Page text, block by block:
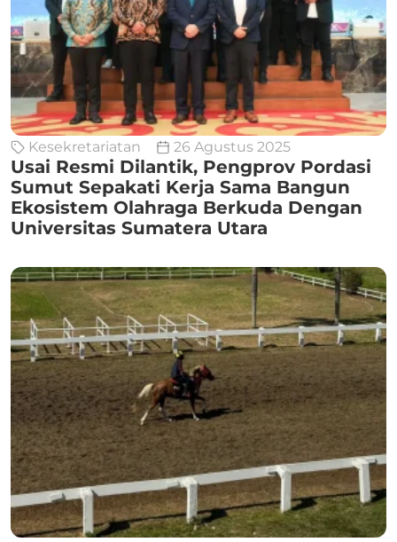
Kesekretariatan 26 Agustus 2025
Usai Resmi Dilantik, Pengprov Pordasi
Sumut Sepakati Kerja Sama Bangun
Ekosistem Olahraga Berkuda Dengan
Universitas Sumatera Utara